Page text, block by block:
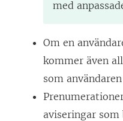
r
t
ö
n
s
t
e
med
Om en
kommer även
som
aviseringar som